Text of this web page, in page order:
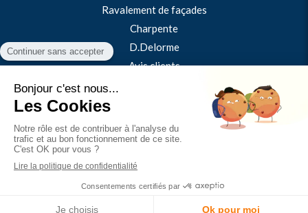
Ravalement de façades
Charpente
D.Delorme
Avis clients
Mentions légales
©2024 D.Delorme - Couverture toiture et charpentier